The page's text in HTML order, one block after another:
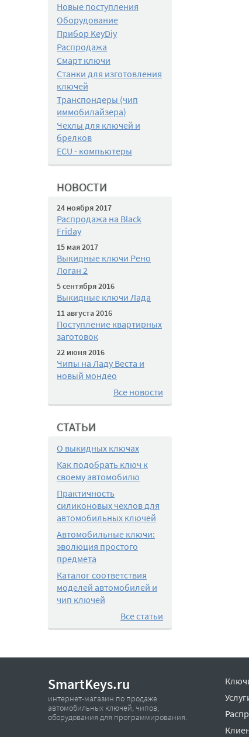
Новые поступления
Оборудование
Прибор KeyDiy
Распродажа
Смарт ключи
Станки для изготовления
ключей
Транспондеры (чип
иммобилайзера)
Чехлы для ключей и
брелков
ECU - компьютеры
НОВОСТИ
24 ноября 2017
Распродажа на Black
Friday
15 мая 2017
Выкидные ключи Рено
Логан 2
5 сентября 2016
Выкидные ключи Лада
11 августа 2016
Поступление квартирных
заготовок
22 июня 2016
Чипы на Ладу Веста и
новый мондео
Все новости
СТАТЬИ
О выкидных ключах
Как подобрать ключ к
своему автомобилю
Практичность
силиконовых чехлов для
автомобильных ключей
Автомобильные ключи:
эволюция простого
предмета
Каталог соответствия
моделей автомобилей и
чип ключей
Все статьи
SmartKeys.ru
интернет-магазин по продаже
автомобильных ключей, чипов,
оборудования для программирования.